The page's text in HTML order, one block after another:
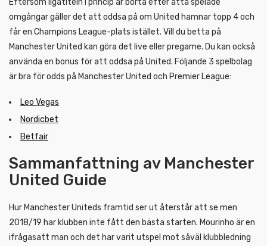
omgångar gäller det att oddsa på om United hamnar topp 4 och
får en Champions League-plats istället. Vill du betta på
Manchester United kan göra det live eller pregame. Du kan också
använda en bonus för att oddsa på United. Följande 3 spelbolag
är bra för odds på Manchester United och Premier League:
Leo Vegas
Nordicbet
Betfair
Sammanfattning av Manchester
United Guide
Hur Manchester Uniteds framtid ser ut återstår att se men
2018/19 har klubben inte fått den bästa starten. Mourinho är en
ifrågasatt man och det har varit utspel mot såväl klubbledning